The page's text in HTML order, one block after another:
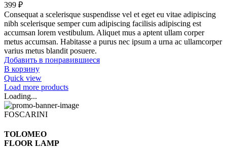
399 ₽
Consequat a scelerisque suspendisse vel et eget eu vitae adipiscing
nibh scelerisque semper cum adipiscing facilisis adipiscing est
accumsan lorem vestibulum. Aliquet mus a aptent ullam corper
metus accumsan. Habitasse a purus nec ipsum a urna ac ullamcorper
varius metus blandit posuere.
Добавить в понравившиеся
В корзину
Quick view
Load more products
Loading...
FOSCARINI
TOLOMEO
FLOOR LAMP